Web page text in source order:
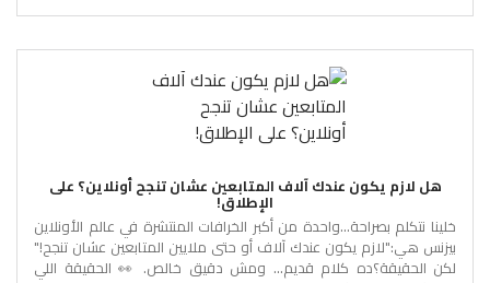
هل لازم يكون عندك آلاف المتابعين عشان تنجح أونلاين؟ على
الإطلاق!
خلينا نتكلم بصراحة…واحدة من أكبر الخرافات المنتشرة في عالم الأونلاين
بيزنس هي:"لازم يكون عندك آلاف أو حتى ملايين المتابعين عشان تنجح!"
لكن الحقيقة؟ده كلام قديم… ومش دقيق خالص. 👀 الحقيقة اللي